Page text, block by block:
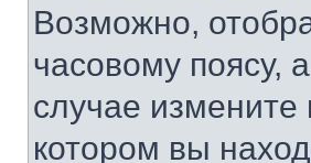
Возможно,
часовому поясу,
случае измените
котором вы